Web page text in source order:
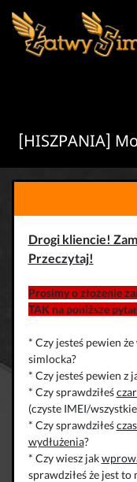
[HISZPANIA]
Drogi kliencie!
Przeczytaj!
Prosimy o złożenie
TAK na poniższe
* Czy jesteś pewien że
simlocka?
* Czy jesteś pewien z
* Czy sprawdziłeś
(czyste IMEI/
* Czy sprawdziłeś
wydłużenia?
* Czy wiesz jak
sprawdziłeś że jest to